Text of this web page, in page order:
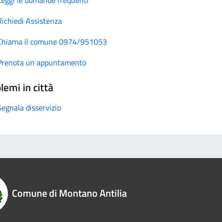
Assistenza
il comune 0974/951053
un appuntamento
in città
disservizio
Comune di Montano Antilia